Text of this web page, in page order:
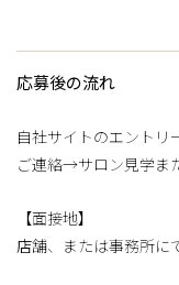
応募後の流れ
自社サイトのエントリ
ご連絡→サロン見学ま
【面接地】
店舗、または事務所に